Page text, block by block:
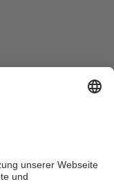
Hilfe e.V.